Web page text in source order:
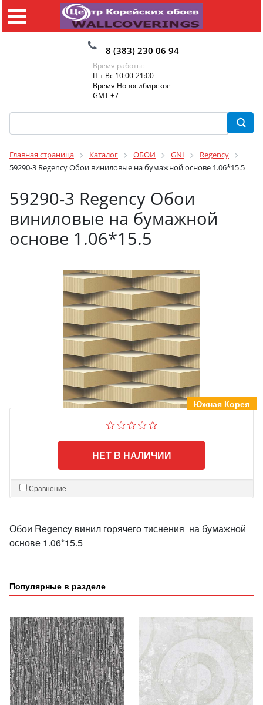
8 (383) 230 06 94
Время работы:
Пн-Вс 10:00-21:00
Время Новосибирское
GMT +7
Главная страница Каталог ОБОИ GNI
Regency
59290-3 Regency Обои виниловые на бумажной основе 1.06*15.5
59290-3 Regency Обои
виниловые на бумажной
основе 1.06*15.5
Южная Корея
НЕТ В НАЛИЧИИ
Сравнение
Обои Regency винил горячего тиснения на бумажной
основе 1.06*15.5
Популярные в разделе